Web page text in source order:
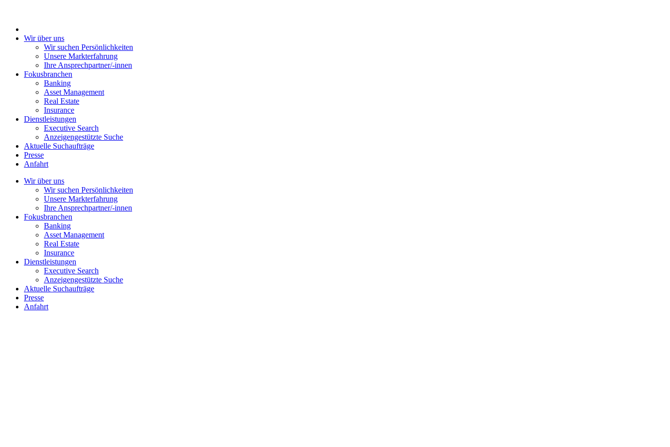
Wir über uns
Wir suchen Persönlichkeiten
Unsere Markterfahrung
Ihre Ansprechpartner/-innen
Fokusbranchen
Banking
Asset Management
Real Estate
Insurance
Dienstleistungen
Executive Search
Anzeigengestützte Suche
Aktuelle Suchaufträge
Presse
Anfahrt
Wir über uns
Wir suchen Persönlichkeiten
Unsere Markterfahrung
Ihre Ansprechpartner/-innen
Fokusbranchen
Banking
Asset Management
Real Estate
Insurance
Dienstleistungen
Executive Search
Anzeigengestützte Suche
Aktuelle Suchaufträge
Presse
Anfahrt